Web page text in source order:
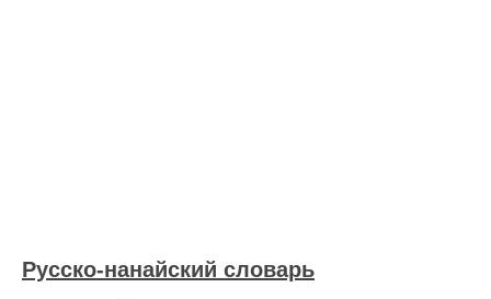
Русско-нанайский словарь